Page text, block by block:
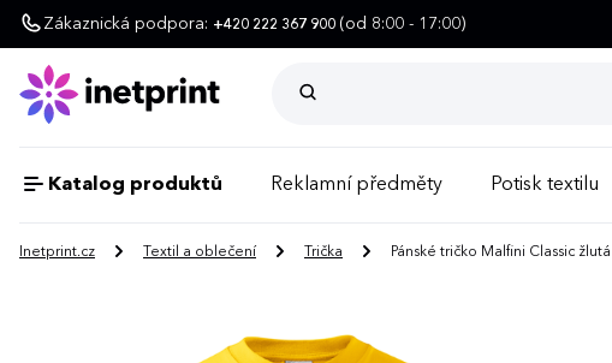
Zákaznická podpora: +420 222 367 900 (od 8:00 - 17:00)
Katalog produktů Reklamní předměty Potisk textilu
Inetprint.cz Textil a oblečení Trička Pánské tričko Malfini Classic žlutá